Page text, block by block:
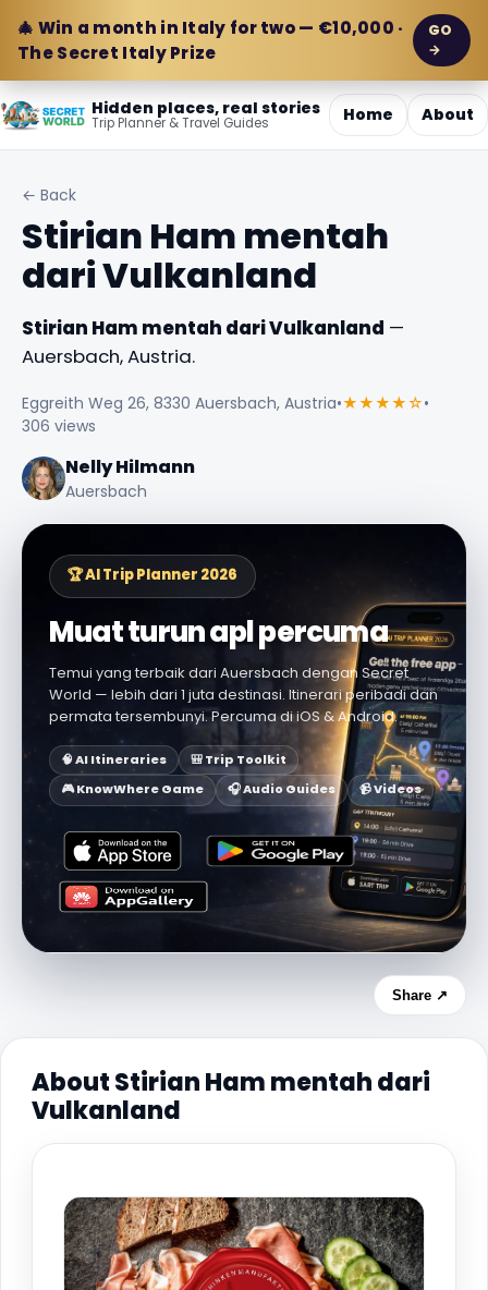
🎄 Win a month in Italy for two — €10,000 ·
The Secret Italy Prize
GO
→
Hidden places, real stories
Trip Planner & Travel Guides Home About
← Back
Stirian Ham mentah
dari Vulkanland
Stirian Ham mentah dari Vulkanland —
Auersbach, Austria.
Eggreith Weg 26, 8330 Auersbach, Austria•★★★★☆•
306 views
Nelly Hilmann
Auersbach
🏆 AI Trip Planner 2026
Muat turun apl percuma
Temui yang terbaik dari Auersbach dengan Secret
World — lebih dari 1 juta destinasi. Itinerari peribadi dan
permata tersembunyi. Percuma di iOS & Android.
🧠 AI Itineraries
🎒 Trip Toolkit
🎮 KnowWhere Game
🎧 Audio Guides 📹 Videos
Share ↗
About Stirian Ham mentah dari
Vulkanland